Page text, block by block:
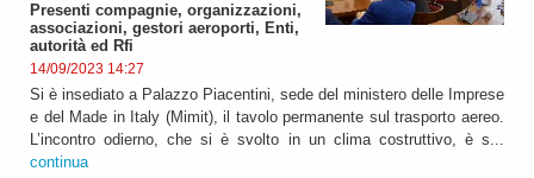
Presenti compagnie, organizzazioni,
associazioni, gestori aeroporti, Enti,
autorità ed Rfi
14/09/2023 14:27
Si è insediato a Palazzo Piacentini, sede del ministero delle Imprese
e del Made in Italy (Mimit), il tavolo permanente sul trasporto aereo.
L’incontro odierno, che si è svolto in un clima costruttivo, è s...
continua